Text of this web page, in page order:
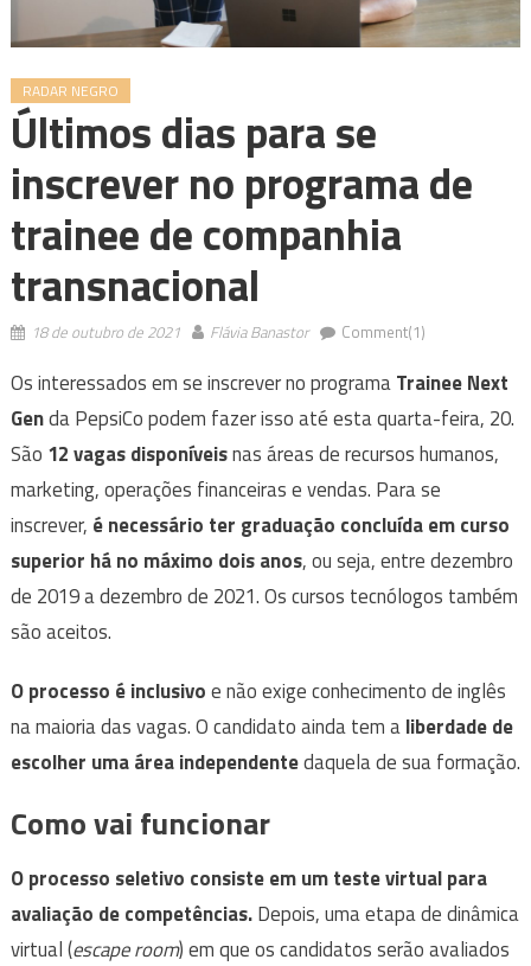
RADAR NEGRO
Últimos dias para se
inscrever no programa de
trainee de companhia
transnacional
18 de outubro de 2021 Flávia Banastor Comment(1)
Os interessados em se inscrever no programaTrainee Next
Genda PepsiCo podem fazer isso até esta quarta-feira, 20.
São 12 vagas disponíveisnas áreas de recursos humanos,
marketing, operações financeiras e vendas. Para se
inscrever, é necessário ter graduação concluída em curso
superior há no máximo dois anos, ou seja, entre dezembro
de 2019 a dezembro de 2021. Os cursos tecnólogos também
são aceitos.
O processo é inclusivoe não exige conhecimento de inglês
na maioria das vagas. O candidato ainda tem aliberdade de
escolher uma área independentedaquela de sua formação.
Como vai funcionar
O processo seletivo consiste em um teste virtual para
avaliação de competências.Depois, uma etapa de dinâmica
virtual (escape room) em que os candidatos serão avaliados